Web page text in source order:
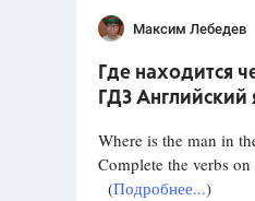
Максим Лебедев
Где находится
ГДЗ
Where is the man in
Complete the verbs
(Подробнее...)